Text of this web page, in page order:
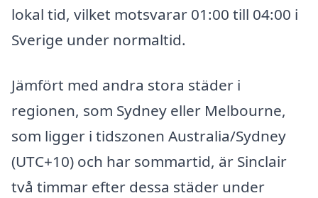
lokal tid, vilket motsvarar 01:00 till 04:00 i
Sverige under normaltid.
Jämfört med andra stora städer i
regionen, som Sydney eller Melbourne,
som ligger i tidszonen Australia/Sydney
(UTC+10) och har sommartid, är Sinclair
två timmar efter dessa städer under